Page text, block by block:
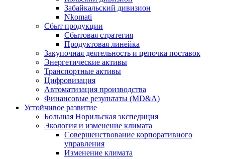
Забайкальский дивизион
Nkomati
Сбыт продукции
Сбытовая стратегия
Продуктовая линейка
Закупочная деятельность и цепочка поставок
Энергетические активы
Транспортные активы
Цифровизация
Автоматизация производства
Финансовые результаты (MD&A)
Устойчивое развитие
Большая Норильская экспедиция
Экология и изменение климата
Совершенствование корпоративного
управления
Изменение климата